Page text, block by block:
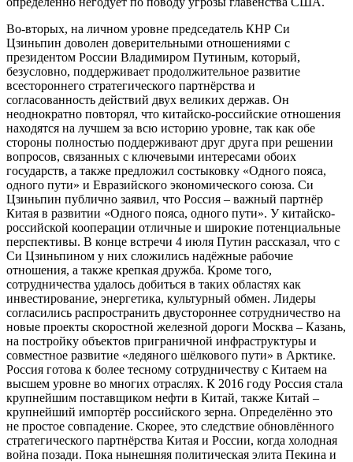
Во-вторых, на личном уровне председатель КНР Си
Цзиньпин доволен доверительными отношениями с
президентом России Владимиром Путиным, который,
безусловно, поддерживает продолжительное развитие
всестороннего стратегического партнёрства и
согласованность действий двух великих держав. Он
неоднократно повторял, что китайско-российские отношения
находятся на лучшем за всю историю уровне, так как обе
стороны полностью поддерживают друг друга при решении
вопросов, связанных с ключевыми интересами обоих
государств, а также предложил состыковку «Одного пояса,
одного пути» и Евразийского экономического союза. Си
Цзиньпин публично заявил, что Россия – важный партнёр
Китая в развитии «Одного пояса, одного пути». У китайско-
российской кооперации отличные и широкие потенциальные
перспективы. В конце встречи 4 июля Путин рассказал, что с
Си Цзиньпином у них сложились надёжные рабочие
отношения, а также крепкая дружба. Кроме того,
сотрудничества удалось добиться в таких областях как
инвестирование, энергетика, культурный обмен. Лидеры
согласились распространить двустороннее сотрудничество на
новые проекты скоростной железной дороги Москва – Казань,
на постройку объектов приграничной инфраструктуры и
совместное развитие «ледяного шёлкового пути» в Арктике.
Россия готова к более тесному сотрудничеству с Китаем на
высшем уровне во многих отраслях. К 2016 году Россия стала
крупнейшим поставщиком нефти в Китай, также Китай –
крупнейший импортёр российского зерна. Определённо это
не простое совпадение. Скорее, это следствие обновлённого
стратегического партнёрства Китая и России, когда холодная
война позади. Пока нынешняя политическая элита Пекина и